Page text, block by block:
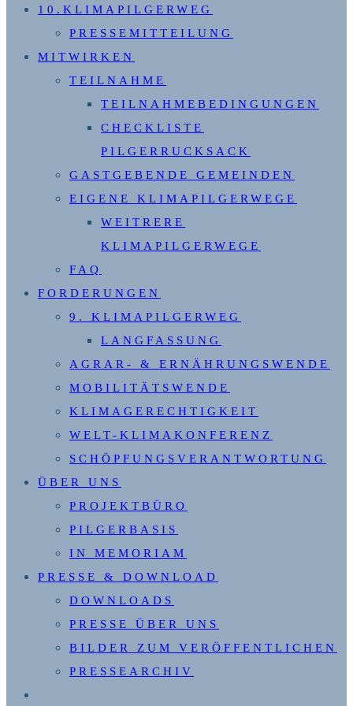
10.KLIMAPILGERWEG
PRESSEMITTEILUNG
MITWIRKEN
TEILNAHME
TEILNAHMEBEDINGUNGEN
CHECKLISTE
PILGERRUCKSACK
GASTGEBENDE GEMEINDEN
EIGENE KLIMAPILGERWEGE
WEITRERE
KLIMAPILGERWEGE
FAQ
FORDERUNGEN
9. KLIMAPILGERWEG
LANGFASSUNG
AGRAR- & ERNÄHRUNGSWENDE
MOBILITÄTSWENDE
KLIMAGERECHTIGKEIT
WELT-KLIMAKONFERENZ
SCHÖPFUNGSVERANTWORTUNG
ÜBER UNS
PROJEKTBÜRO
PILGERBASIS
IN MEMORIAM
PRESSE & DOWNLOAD
DOWNLOADS
PRESSE ÜBER UNS
BILDER ZUM VERÖFFENTLICHEN
PRESSEARCHIV